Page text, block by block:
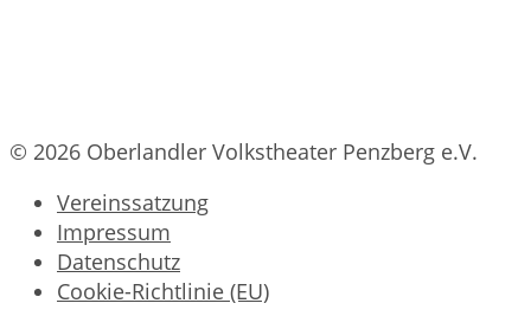
© 2026 Oberlandler Volkstheater Penzberg e.V.
Vereinssatzung
Impressum
Datenschutz
Cookie-Richtlinie (EU)